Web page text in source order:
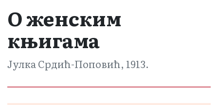
О женским
књигама
Јулка Срдић-Поповић, 1913.